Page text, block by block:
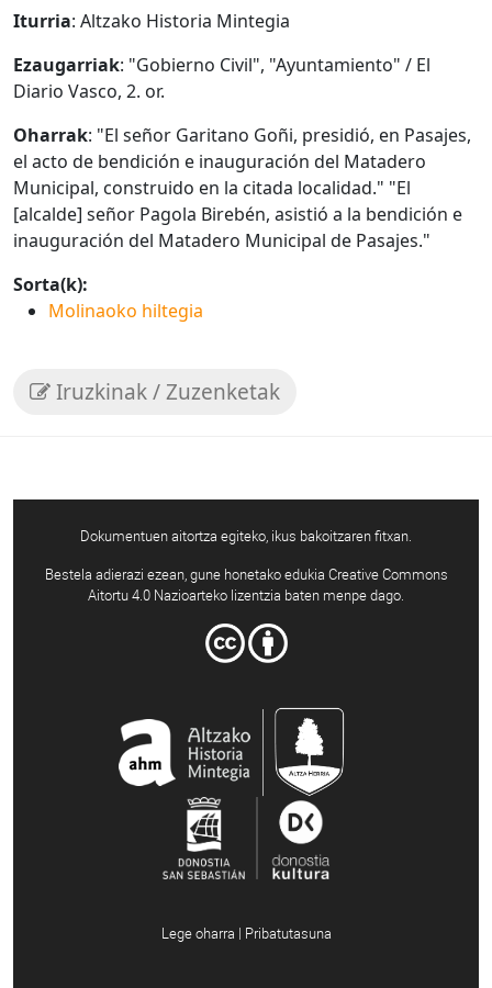
Iturria: Altzako Historia Mintegia
Ezaugarriak: "Gobierno Civil", "Ayuntamiento" / El
Diario Vasco, 2. or.
Oharrak: "El señor Garitano Goñi, presidió, en Pasajes,
el acto de bendición e inauguración del Matadero
Municipal, construido en la citada localidad." "El
[alcalde] señor Pagola Birebén, asistió a la bendición e
inauguración del Matadero Municipal de Pasajes."
Sorta(k):
Molinaoko hiltegia
Iruzkinak / Zuzenketak
Dokumentuen aitortza egiteko, ikus bakoitzaren fitxan.
Bestela adierazi ezean, gune honetako edukia Creative Commons
Aitortu 4.0 Nazioarteko lizentzia baten menpe dago.
Lege oharra | Pribatutasuna